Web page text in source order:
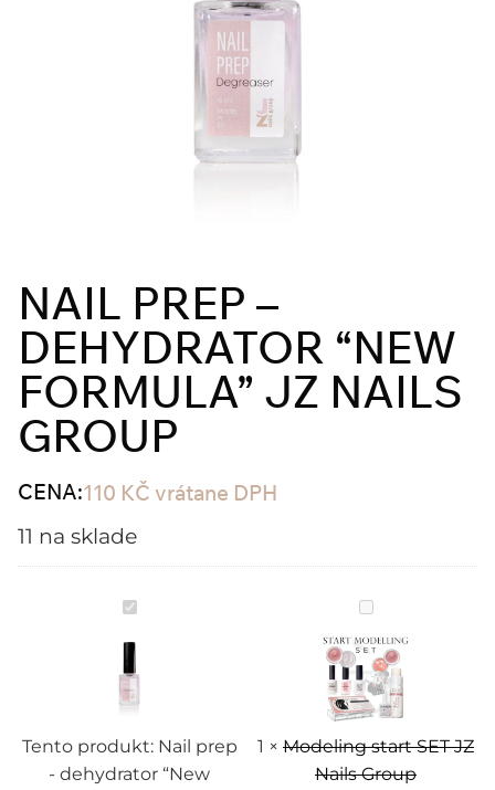
NAIL PREP –
DEHYDRATOR “NEW
FORMULA” JZ NAILS
GROUP
CENA:110 KČ vrátane DPH
11 na sklade
Nail
prep
-
dehydrator
“New
formula”
JZ
Group
Tento produkt: Nail prep
- dehydrator “New
Modeling
start
SET
JZ
Nails
Group
1 × Modeling start SET JZ
Nails Group